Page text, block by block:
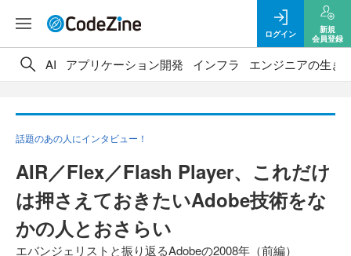
ログイン
新規
会員登録
AI アプリケーション開発 インフラ エンジニアの生き
話題のあの人にインタビュー！
AIR／Flex／Flash Player、これだけ
は押さえておきたいAdobe技術をな
かの人とおさらい
エバンジェリストと振り返るAdobeの2008年（前編）